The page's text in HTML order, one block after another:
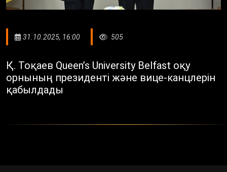
31.10.2025, 16:00 505
Қ. Тоқаев Queen’s University Belfast оқу
орнының президенті және вице-канцлерін
қабылдады